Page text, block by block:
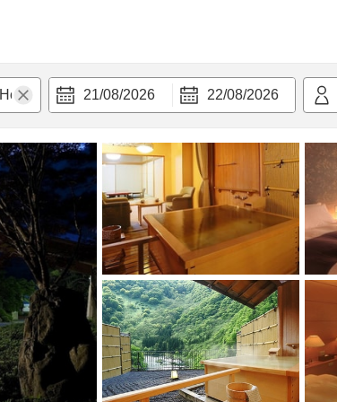
21/08/2026 22/08/2026